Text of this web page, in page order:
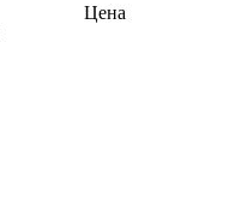
Цена